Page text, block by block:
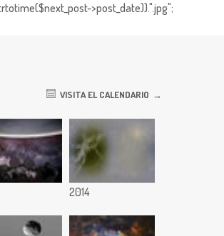
>post_date)).".jpg";
VISITA EL CALENDARIO
2014